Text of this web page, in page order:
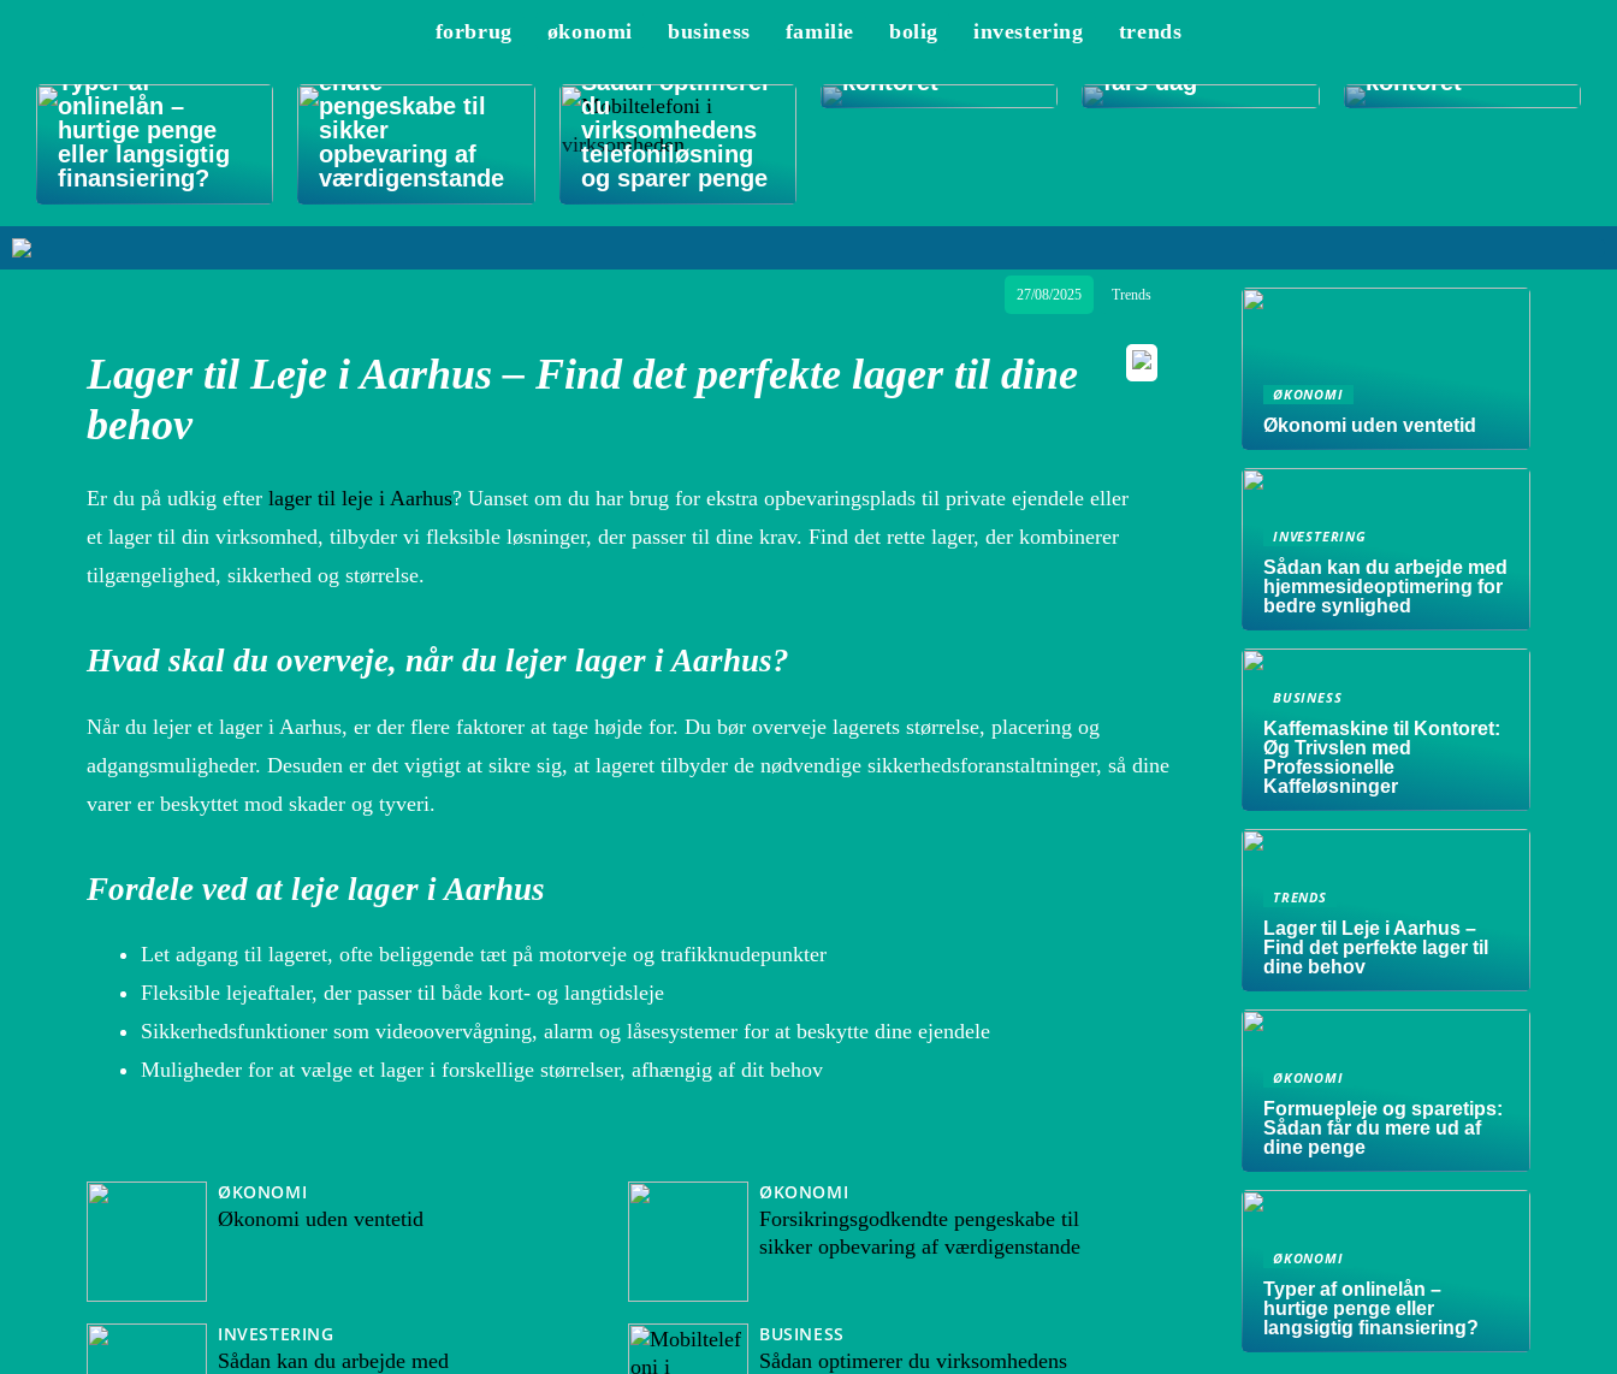
forbrug økonomi business familie bolig investering trends
Typer af
onlinelån –
hurtige penge
eller langsigtig
finansiering?
endte
pengeskabe til
sikker
opbevaring af
værdigenstande
Sådan optimerer
du
virksomhedens
telefoniløsning
og sparer penge
områder at
kontoret
fars dag
kontoret
27/08/2025 Trends
Lager til Leje i Aarhus – Find det perfekte lager til dine
behov
Er du på udkig efter lager til leje i Aarhus? Uanset om du har brug for ekstra opbevaringsplads til private ejendele eller
et lager til din virksomhed, tilbyder vi fleksible løsninger, der passer til dine krav. Find det rette lager, der kombinerer
tilgængelighed, sikkerhed og størrelse.
Hvad skal du overveje, når du lejer lager i Aarhus?
Når du lejer et lager i Aarhus, er der flere faktorer at tage højde for. Du bør overveje lagerets størrelse, placering og
adgangsmuligheder. Desuden er det vigtigt at sikre sig, at lageret tilbyder de nødvendige sikkerhedsforanstaltninger, så dine
varer er beskyttet mod skader og tyveri.
Fordele ved at leje lager i Aarhus
Let adgang til lageret, ofte beliggende tæt på motorveje og trafikknudepunkter
Fleksible lejeaftaler, der passer til både kort- og langtidsleje
Sikkerhedsfunktioner som videoovervågning, alarm og låsesystemer for at beskytte dine ejendele
Muligheder for at vælge et lager i forskellige størrelser, afhængig af dit behov
ØKONOMI
Økonomi uden ventetid
INVESTERING
Sådan kan du arbejde med
ØKONOMI
Forsikringsgodkendte pengeskabe til
sikker opbevaring af værdigenstande
BUSINESS
Sådan optimerer du virksomhedens
ØKONOMI
Økonomi uden ventetid
INVESTERING
Sådan kan du arbejde med
hjemmesideoptimering for
bedre synlighed
BUSINESS
Kaffemaskine til Kontoret:
Øg Trivslen med
Professionelle
Kaffeløsninger
TRENDS
Lager til Leje i Aarhus –
Find det perfekte lager til
dine behov
ØKONOMI
Formuepleje og sparetips:
Sådan får du mere ud af
dine penge
ØKONOMI
Typer af onlinelån –
hurtige penge eller
langsigtig finansiering?